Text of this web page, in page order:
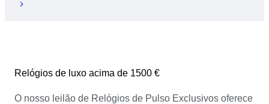
Relógios de luxo acima de 1500 €
O nosso leilão de Relógios de Pulso Exclusivos oferece